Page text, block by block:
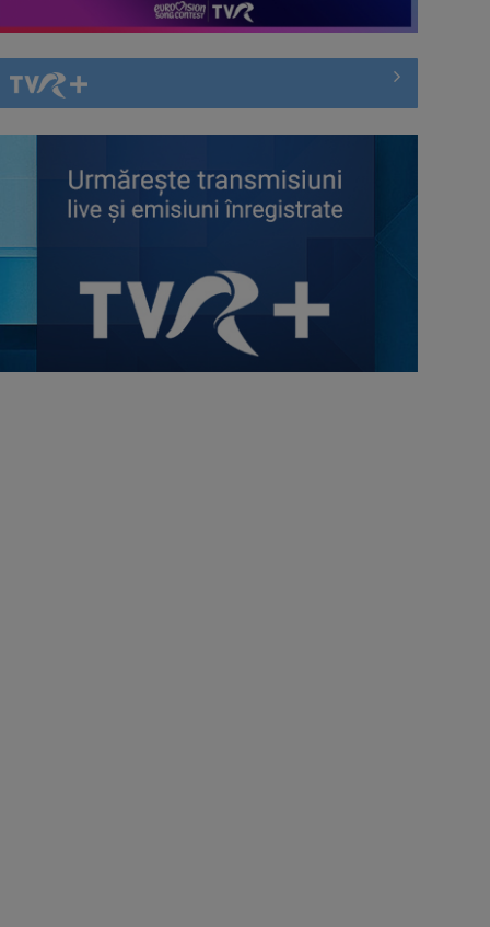
cerebral?
(P) Cum alegi cel mai eficient
vehicul electric pentru drumuri
(P) Nouă eră a spațiilor exterioare:
ce caută europenii când
transformă ...